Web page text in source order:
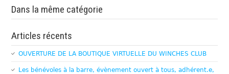
Dans la même catégorie
Articles récents
OUVERTURE DE LA BOUTIQUE VIRTUELLE DU WINCHES CLUB
Les bénévoles à la barre, évènement ouvert à tous, adhérent.e,